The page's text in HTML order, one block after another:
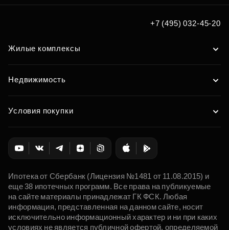
+7 (495) 032-45-20
Жилые комплексы
Недвижимость
Условия покупки
Ипотека от Сбербанк (Лицензия №1481 от 11.08.2015) и
еще 38 ипотечных программ. Все права на публикуемые
на сайте материалы принадлежат ГК ФСК. Любая
информация, представленная на данном сайте, носит
исключительно информационный характер и ни при каких
условиях не является публичной офертой, определяемой